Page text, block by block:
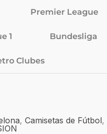
Premier League
1 Bundesliga
Clubes
, Camisetas de Fútbol,
El
El